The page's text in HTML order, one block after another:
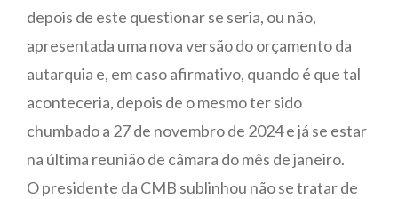
depois de este questionar se seria, ou não,
apresentada uma nova versão do orçamento da
autarquia e, em caso afirmativo, quando é que tal
aconteceria, depois de o mesmo ter sido
chumbado a 27 de novembro de 2024 e já se estar
na última reunião de câmara do mês de janeiro.
O presidente da CMB sublinhou não se tratar de